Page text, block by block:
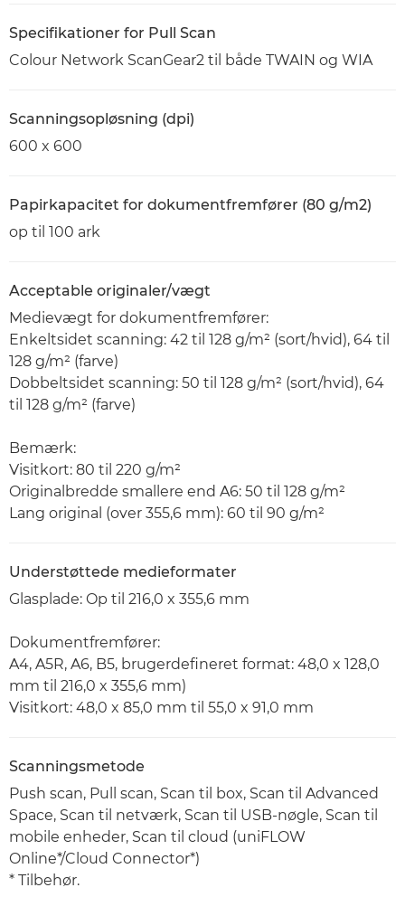
Specifikationer for Pull Scan
Colour Network ScanGear2 til både TWAIN og WIA
Scanningsopløsning (dpi)
600 x 600
Papirkapacitet for dokumentfremfører (80 g/m2)
op til 100 ark
Acceptable originaler/vægt
Medievægt for dokumentfremfører:
Enkeltsidet scanning: 42 til 128 g/m² (sort/hvid), 64 til
128 g/m² (farve)
Dobbeltsidet scanning: 50 til 128 g/m² (sort/hvid), 64
til 128 g/m² (farve)
Bemærk:
Visitkort: 80 til 220 g/m²
Originalbredde smallere end A6: 50 til 128 g/m²
Lang original (over 355,6 mm): 60 til 90 g/m²
Understøttede medieformater
Glasplade: Op til 216,0 x 355,6 mm
Dokumentfremfører:
A4, A5R, A6, B5, brugerdefineret format: 48,0 x 128,0
mm til 216,0 x 355,6 mm)
Visitkort: 48,0 x 85,0 mm til 55,0 x 91,0 mm
Scanningsmetode
Push scan, Pull scan, Scan til box, Scan til Advanced
Space, Scan til netværk, Scan til USB-nøgle, Scan til
mobile enheder, Scan til cloud (uniFLOW
Online*/Cloud Connector*)
* Tilbehør.